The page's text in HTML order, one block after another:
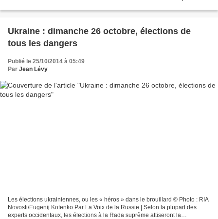
Ukraine : dimanche 26 octobre, élections de
tous les dangers
Publié le 25/10/2014 à 05:49
Par Jean Lévy
Les élections ukrainiennes, ou les « héros » dans le brouillard © Photo : RIA
Novosti/Eugenij Kotenko Par La Voix de la Russie | Selon la plupart des
experts occidentaux, les élections à la Rada suprême attiseront la